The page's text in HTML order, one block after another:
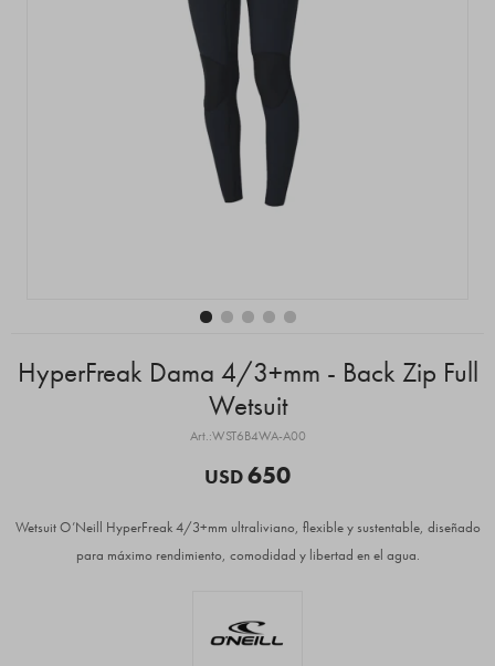
HyperFreak Dama 4/3+mm - Back Zip Full
Wetsuit
WST6B4WA-A00
USD650
Wetsuit O’Neill HyperFreak 4/3+mm ultraliviano, flexible y sustentable, diseñado
para máximo rendimiento, comodidad y libertad en el agua.